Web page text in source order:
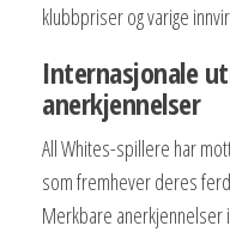
klubbpriser og varige
Internasjonale
anerkjennelser
All Whites-spillere har
som fremhever deres
Merkbare anerkjennelser